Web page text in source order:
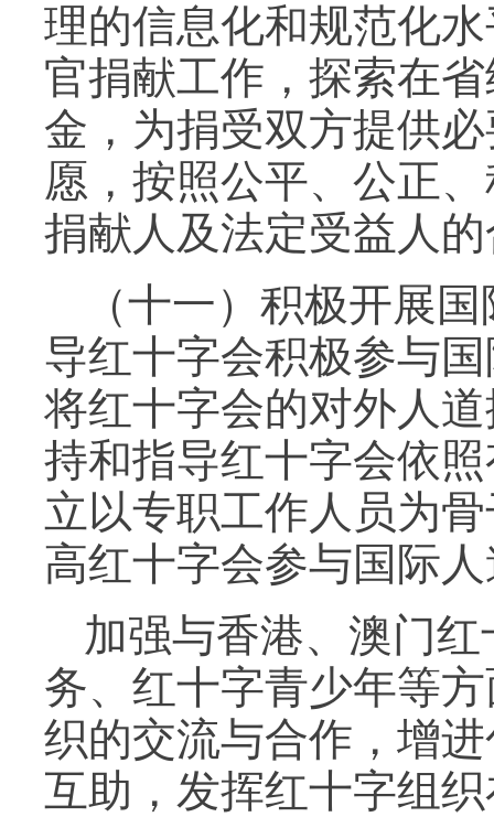
理的信息化和规范化
官捐献工作，探索在
金，为捐受双方提供
愿，按照公平、公正
捐献人及法定受益人
（十一）积极开展
导红十字会积极参与
将红十字会的对外人
持和指导红十字会依
立以专职工作人员为
高红十字会参与国际
加强与香港、澳门
务、红十字青少年等
织的交流与合作，增
互助，发挥红十字组